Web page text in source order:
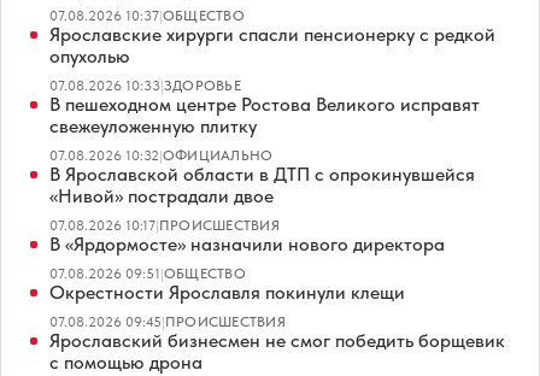
07.08.2026 10:37|ОБЩЕСТВО
Ярославские хирурги спасли пенсионерку с редкой
опухолью
07.08.2026 10:33|ЗДОРОВЬЕ
В пешеходном центре Ростова Великого исправят
свежеуложенную плитку
07.08.2026 10:32|ОФИЦИАЛЬНО
В Ярославской области в ДТП с опрокинувшейся
«Нивой» пострадали двое
07.08.2026 10:17|ПРОИСШЕСТВИЯ
В «Ярдормосте» назначили нового директора
07.08.2026 09:51|ОБЩЕСТВО
Окрестности Ярославля покинули клещи
07.08.2026 09:45|ПРОИСШЕСТВИЯ
Ярославский бизнесмен не смог победить борщевик
с помощью дрона